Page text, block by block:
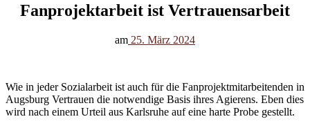
Fanprojektarbeit ist Vertrauensarbeit
am 25. März 2024
Wie in jeder Sozialarbeit ist auch für die Fanprojektmitarbeitenden in
Augsburg Vertrauen die notwendige Basis ihres Agierens. Eben dies
wird nach einem Urteil aus Karlsruhe auf eine harte Probe gestellt.